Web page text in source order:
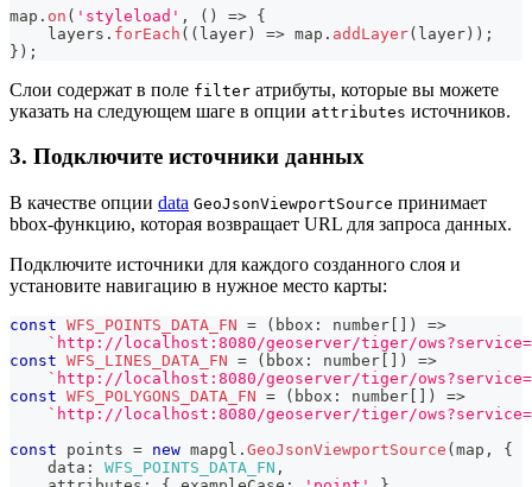
map . on ( 'styleload' , ( ) => {
    layers
. forEach ( ( layer) => map . addLayer( layer) ) ;
} ) ;
Слои содержат в поле filter атрибуты, которые вы можете
указать на следующем шаге в опции attributes источников.
3. Подключите источники данных
В качестве опции data GeoJsonViewportSource принимает
bbox-функцию, которая возвращает URL для запроса данных.
Подключите источники для каждого созданного слоя и
установите навигацию в нужное место карты:
const WFS_POINTS_DATA_FN = ( bbox : number )
=>
` http://localhost:8080/geoserver/tiger/
const WFS_LINES_DATA_FN = ( bbox : number )
=>
` http://localhost:8080/geoserver/tiger/
const WFS_POLYGONS_DATA_FN = ( bbox : number )
=>
` http://localhost:8080/geoserver/tiger/
const points = new mapgl . GeoJsonViewportSource ( map ,
{
    data
: WFS_POINTS_DATA_FN ,